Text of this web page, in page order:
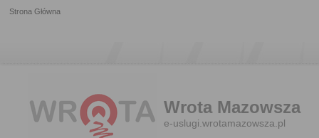
Strona Główna
Wrota Mazowsza
e-uslugi.wrotamazowsza.pl